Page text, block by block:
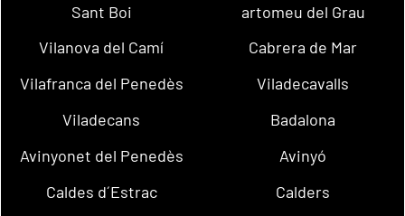
Sant Boi
artomeu del Grau
Vilanova del Camí
Cabrera de Mar
Vilafranca del Penedès
Viladecavalls
Viladecans
Badalona
Avinyonet del Penedès
Avinyó
Caldes d´Estrac
Calders